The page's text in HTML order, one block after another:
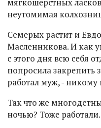
неутомимая
Семерых растит и
Масленникова. И как
с этого дня всю себя
попросила закрепить
работал муж, - никому
Так что же
ночью? Тоже